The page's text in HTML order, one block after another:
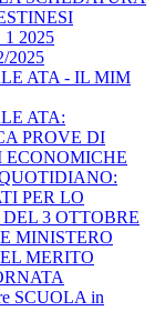
2025
2025
ATA - IL MIM
ATA:
PROVE DI
ECONOMICHE
PER LO
3 OTTOBRE
MINISTERO
MERITO
SCUOLA in